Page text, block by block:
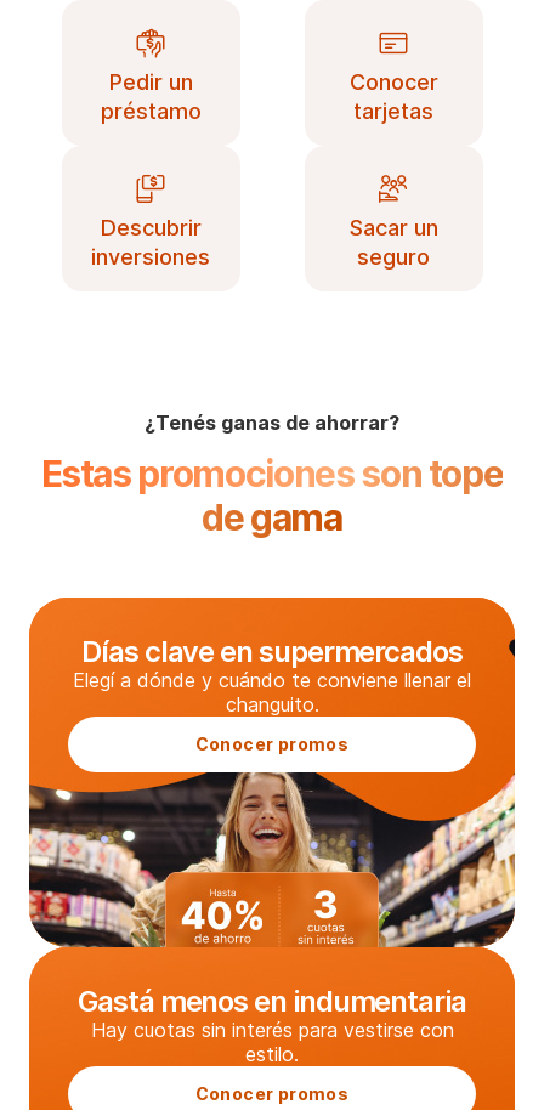
Pedir un
préstamo
Conocer
tarjetas
Descubrir
inversiones
Sacar un
seguro
¿Tenés ganas de ahorrar?
Estas promociones son tope
de gama
Días clave en supermercados
Elegí a dónde y cuándo te conviene llenar el
changuito.
Conocer promos
Gastá menos en indumentaria
Hay cuotas sin interés para vestirse con
estilo.
Conocer promos